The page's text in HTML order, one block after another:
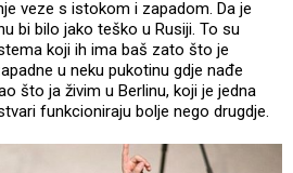
veze s istokom i zapadom. Da je
bi bilo jako teško u Rusiji. To su
koji ih ima baš zato što je
u neku pukotinu gdje nađe
što ja živim u Berlinu, koji je jedna
funkcioniraju bolje nego drugdje.